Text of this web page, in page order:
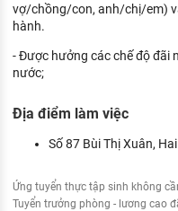
vợ/chồng/con, anh/chị/em)
hành.
- Được hưởng các chế độ đãi
nước;
Địa điểm làm việc
Số 87 Bùi Thị Xuân,
Ứng tuyển thực tập sinh không
Tuyển trưởng phòng - lương cao